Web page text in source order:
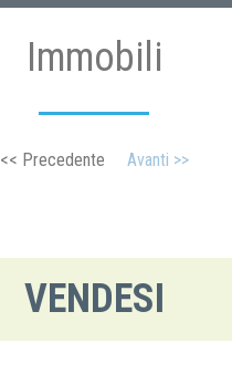
Immobili
<< Precedente Avanti >>
VENDESI